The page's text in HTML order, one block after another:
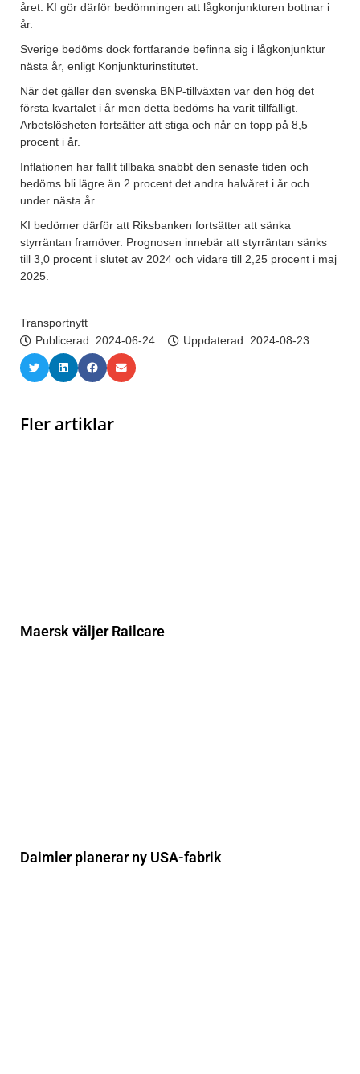
året. KI gör därför bedömningen att lågkonjunkturen bottnar i
år.
Sverige bedöms dock fortfarande befinna sig i lågkonjunktur
nästa år, enligt Konjunkturinstitutet.
När det gäller den svenska BNP-tillväxten var den hög det
första kvartalet i år men detta bedöms ha varit tillfälligt.
Arbetslösheten fortsätter att stiga och når en topp på 8,5
procent i år.
Inflationen har fallit tillbaka snabbt den senaste tiden och
bedöms bli lägre än 2 procent det andra halvåret i år och
under nästa år.
KI bedömer därför att Riksbanken fortsätter att sänka
styrräntan framöver. Prognosen innebär att styrräntan sänks
till 3,0 procent i slutet av 2024 och vidare till 2,25 procent i maj
2025.
Transportnytt
Publicerad: 2024-06-24 Uppdaterad: 2024-08-23
Fler artiklar
Maersk väljer Railcare
Daimler planerar ny USA-fabrik